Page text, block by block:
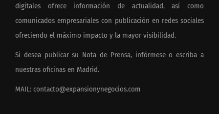
digitales ofrece información de actualidad, así como
comunicados empresariales con publicación en redes sociales
ofreciendo el máximo impacto y la mayor visibilidad.
Si desea publicar su Nota de Prensa, infórmese o escriba a
nuestras oficinas en Madrid.
MAIL: contacto@expansionynegocios.com